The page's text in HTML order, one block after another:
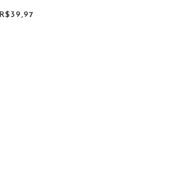
R$39,97